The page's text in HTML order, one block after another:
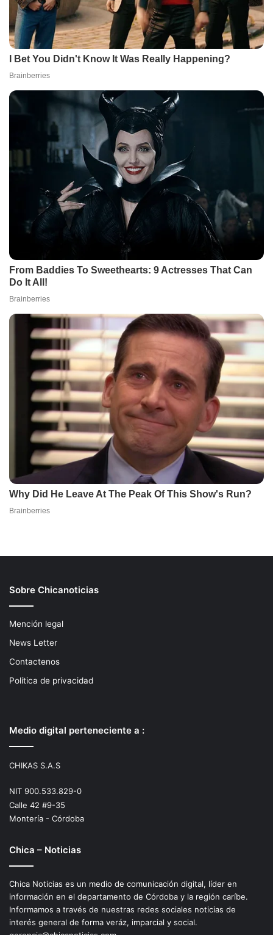
Sobre Chicanoticias
Mención legal
News Letter
Contactenos
Política de privacidad
Medio digital perteneciente a :
CHIKAS S.A.S
NIT 900.533.829-0
Calle 42 #9-35
Montería - Córdoba
Chica – Noticias
Chica Noticias es un medio de comunicación digital, líder en
información en el departamento de Córdoba y la región caríbe.
Informamos a través de nuestras redes sociales noticias de
interés general de forma veráz, imparcial y social.